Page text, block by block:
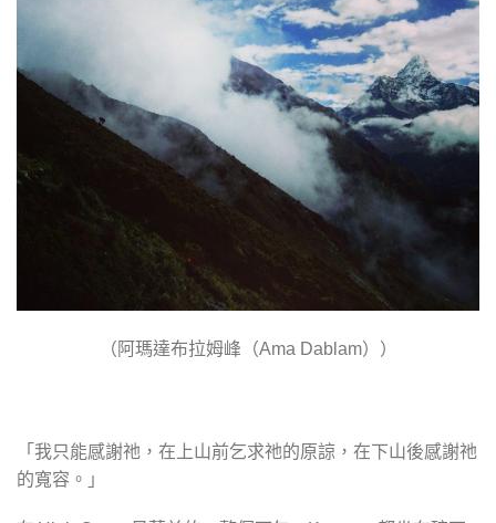
（阿瑪達布拉姆峰（Ama Dablam））
「我只能感謝祂，在上山前乞求祂的原諒，在下山後感謝祂
的寬容。」